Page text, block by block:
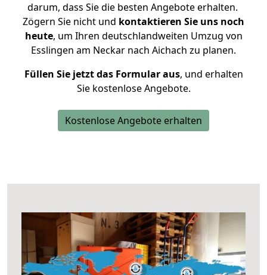
darum, dass Sie die besten Angebote erhalten.
Zögern Sie nicht und kontaktieren Sie uns noch
heute, um Ihren deutschlandweiten Umzug von
Esslingen am Neckar nach Aichach zu planen.
Füllen Sie jetzt das Formular aus, und erhalten
Sie kostenlose Angebote.
Kostenlose Angebote erhalten